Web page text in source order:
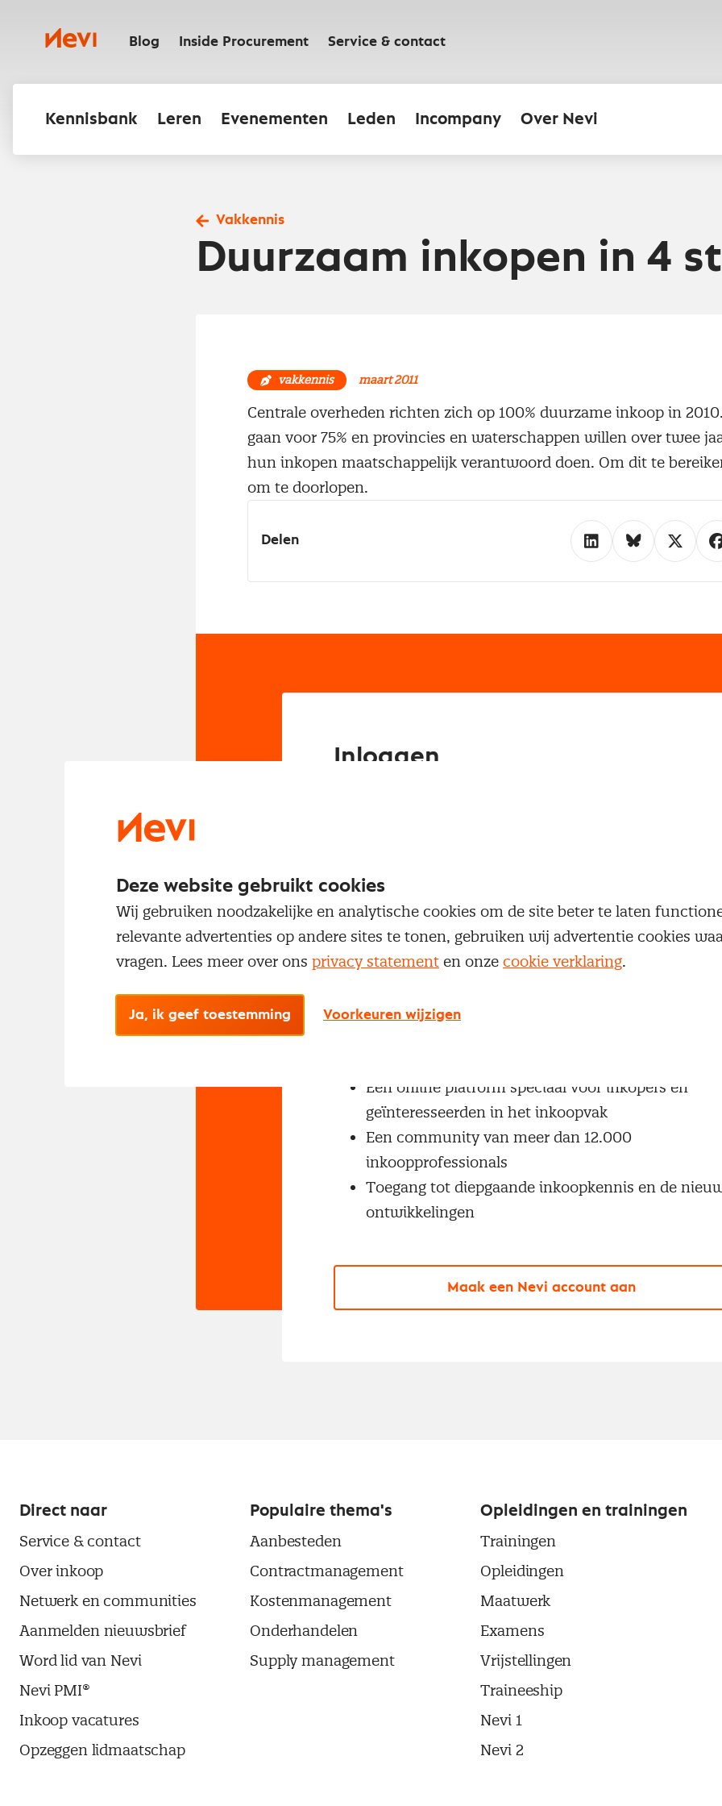
inhoudNevi Blog Inside Procurement Service & contact
Kennisbank Leren Evenementen Leden Incompany Over Nevi
Vakkennis
Duurzaam inkopen in 4
vakkennis maart 2011
Centrale overheden richten zich op 100% duurzame inkoop in
gaan voor 75% en provincies en waterschappen willen over twee
hun inkopen maatschappelijk verantwoord doen. Om dit te
om te doorlopen.
Delen
Inloggen
Nog geen Nevi account?
Een online platform speciaal voor inkopers en
geïnteresseerden in het inkoopvak
Een community van meer dan 12.000
inkoopprofessionals
Toegang tot diepgaande inkoopkennis en de
ontwikkelingen
Maak een Nevi account aan
Direct naar
Service & contact
Over inkoop
Netwerk en communities
Aanmelden nieuwsbrief
Word lid van Nevi
Nevi PMI®
Inkoop vacatures
Opzeggen lidmaatschap
Populaire thema's
Aanbesteden
Contractmanagement
Kostenmanagement
Onderhandelen
Supply management
Opleidingen en trainingen
Trainingen
Opleidingen
Maatwerk
Examens
Vrijstellingen
Traineeship
Nevi 1
Nevi 2
Deze website gebruikt cookies
Wij gebruiken noodzakelijke en analytische cookies om de site beter te laten
relevante advertenties op andere sites te tonen, gebruiken wij advertentie cookies
vragen. Lees meer over ons privacy statement en onze cookie verklaring.
Ja, ik geef toestemming Voorkeuren wijzigen